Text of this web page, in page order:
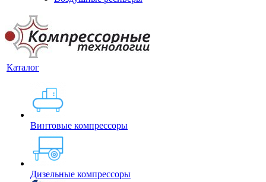
Каталог
Винтовые компрессоры
Дизельные компрессоры